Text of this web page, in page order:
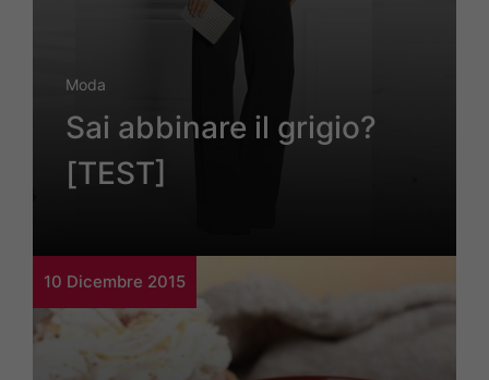
Moda
Sai abbinare il grigio?
[TEST]
10 Dicembre 2015